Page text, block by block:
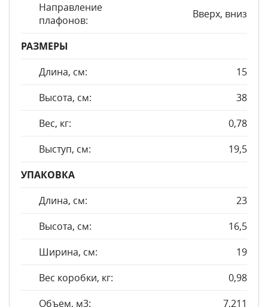
Направление
плафонов:
Вверх, вниз
РАЗМЕРЫ
Длина, см:
15
Высота, см:
38
Вес, кг:
0,78
Выступ, см:
19,5
УПАКОВКА
Длина, см:
23
Высота, см:
16,5
Ширина, см:
19
Вес коробки, кг:
0,98
Объем, м3:
7,211